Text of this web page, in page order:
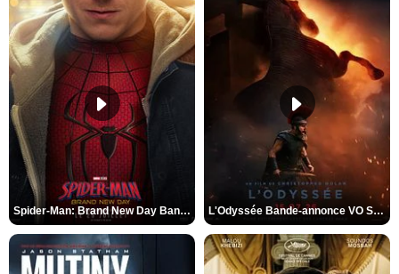
Spider-Man: Brand New Day Bande-annonce VO STFR L'Odyssée Bande-annonce VO STFR